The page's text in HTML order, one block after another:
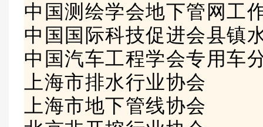
中国测绘学会地下管网工
中国国际科技促进会县镇
中国汽车工程学会专用车
上海市排水行业协会
上海市地下管线协会